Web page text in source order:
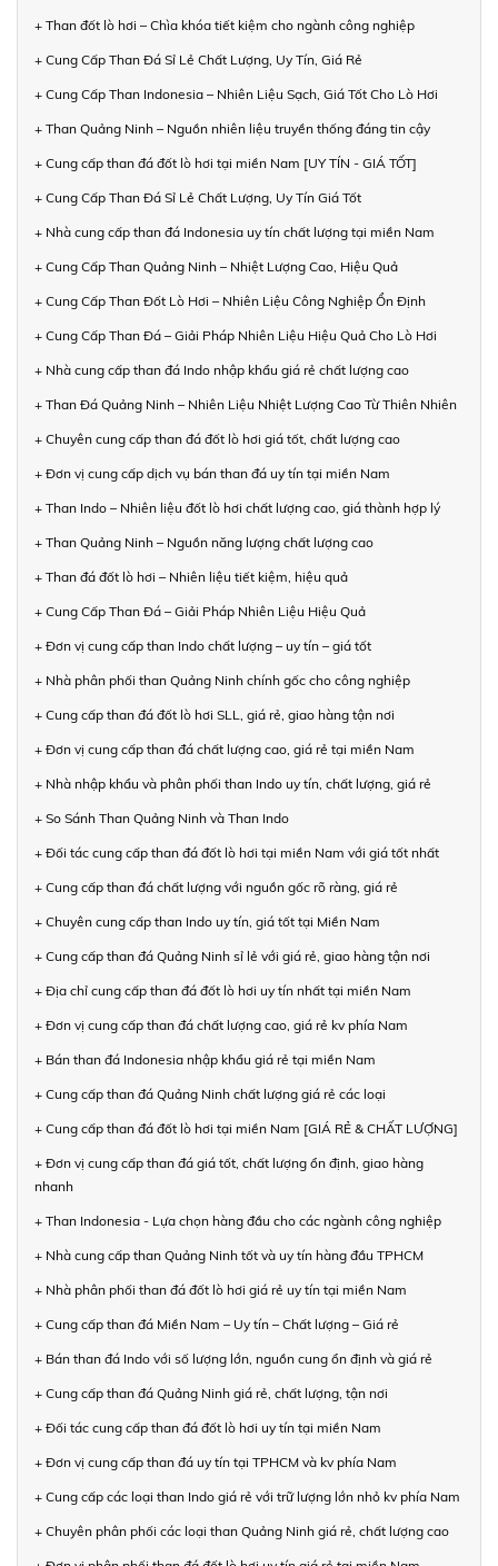
+ Than đốt lò hơi – Chìa khóa tiết kiệm cho ngành công nghiệp
+ Cung Cấp Than Đá Sỉ Lẻ Chất Lượng, Uy Tín, Giá Rẻ
+ Cung Cấp Than Indonesia – Nhiên Liệu Sạch, Giá Tốt Cho Lò Hơi
+ Than Quảng Ninh – Nguồn nhiên liệu truyền thống đáng tin cậy
+ Cung cấp than đá đốt lò hơi tại miền Nam [UY TÍN - GIÁ TỐT]
+ Cung Cấp Than Đá Sỉ Lẻ Chất Lượng, Uy Tín Giá Tốt
+ Nhà cung cấp than đá Indonesia uy tín chất lượng tại miền Nam
+ Cung Cấp Than Quảng Ninh – Nhiệt Lượng Cao, Hiệu Quả
+ Cung Cấp Than Đốt Lò Hơi – Nhiên Liệu Công Nghiệp Ổn Định
+ Cung Cấp Than Đá – Giải Pháp Nhiên Liệu Hiệu Quả Cho Lò Hơi
+ Nhà cung cấp than đá Indo nhập khẩu giá rẻ chất lượng cao
+ Than Đá Quảng Ninh – Nhiên Liệu Nhiệt Lượng Cao Từ Thiên Nhiên
+ Chuyên cung cấp than đá đốt lò hơi giá tốt, chất lượng cao
+ Đơn vị cung cấp dịch vụ bán than đá uy tín tại miền Nam
+ Than Indo – Nhiên liệu đốt lò hơi chất lượng cao, giá thành hợp lý
+ Than Quảng Ninh – Nguồn năng lượng chất lượng cao
+ Than đá đốt lò hơi – Nhiên liệu tiết kiệm, hiệu quả
+ Cung Cấp Than Đá – Giải Pháp Nhiên Liệu Hiệu Quả
+ Đơn vị cung cấp than Indo chất lượng – uy tín – giá tốt
+ Nhà phân phối than Quảng Ninh chính gốc cho công nghiệp
+ Cung cấp than đá đốt lò hơi SLL, giá rẻ, giao hàng tận nơi
+ Đơn vị cung cấp than đá chất lượng cao, giá rẻ tại miền Nam
+ Nhà nhập khẩu và phân phối than Indo uy tín, chất lượng, giá rẻ
+ So Sánh Than Quảng Ninh và Than Indo
+ Đối tác cung cấp than đá đốt lò hơi tại miền Nam với giá tốt nhất
+ Cung cấp than đá chất lượng với nguồn gốc rõ ràng, giá rẻ
+ Chuyên cung cấp than Indo uy tín, giá tốt tại Miền Nam
+ Cung cấp than đá Quảng Ninh sỉ lẻ với giá rẻ, giao hàng tận nơi
+ Địa chỉ cung cấp than đá đốt lò hơi uy tín nhất tại miền Nam
+ Đơn vị cung cấp than đá chất lượng cao, giá rẻ kv phía Nam
+ Bán than đá Indonesia nhập khẩu giá rẻ tại miền Nam
+ Cung cấp than đá Quảng Ninh chất lượng giá rẻ các loại
+ Cung cấp than đá đốt lò hơi tại miền Nam [GIÁ RẺ & CHẤT LƯỢNG]
+ Đơn vị cung cấp than đá giá tốt, chất lượng ổn định, giao hàng
nhanh
+ Than Indonesia - Lựa chọn hàng đầu cho các ngành công nghiệp
+ Nhà cung cấp than Quảng Ninh tốt và uy tín hàng đầu TPHCM
+ Nhà phân phối than đá đốt lò hơi giá rẻ uy tín tại miền Nam
+ Cung cấp than đá Miền Nam – Uy tín – Chất lượng – Giá rẻ
+ Bán than đá Indo với số lượng lớn, nguồn cung ổn định và giá rẻ
+ Cung cấp than đá Quảng Ninh giá rẻ, chất lượng, tận nơi
+ Đối tác cung cấp than đá đốt lò hơi uy tín tại miền Nam
+ Đơn vị cung cấp than đá uy tín tại TPHCM và kv phía Nam
+ Cung cấp các loại than Indo giá rẻ với trữ lượng lớn nhỏ kv phía Nam
+ Chuyên phân phối các loại than Quảng Ninh giá rẻ, chất lượng cao